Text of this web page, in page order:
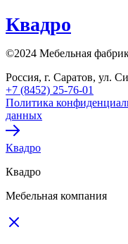
Квадро
©2024 Мебельная
Россия, г. Саратов, ул.
+7 (8452) 25-76-01
Политика
данных
Квадро
Квадро
Мебельная компания